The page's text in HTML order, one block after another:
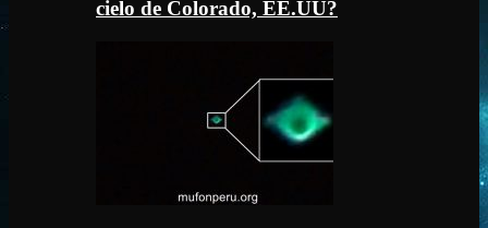
cielo de Colorado, EE.UU?